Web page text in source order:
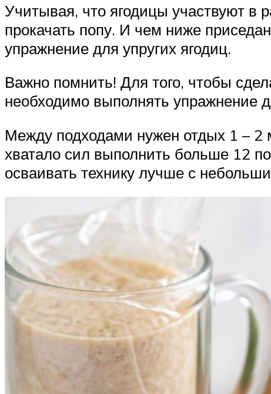
Учитывая, что ягодицы участвуют в
прокачать попу. И чем ниже
упражнение для упругих ягодиц.
Важно помнить! Для того, чтобы
необходимо выполнять упражнение
Между подходами нужен отдых 1 – 2
хватало сил выполнить больше 12
осваивать технику лучше с